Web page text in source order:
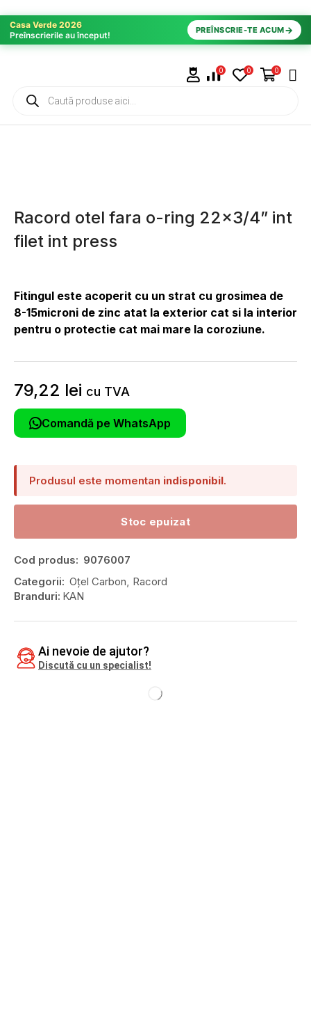
Casa Verde 2026
Preînscrierile au început!
PREÎNSCRIE-TE ACUM→
0 0 0
Racord otel fara o-ring 22×3/4” int
filet int press
Fitingul este acoperit cu un strat cu grosimea de
8-15microni de zinc atat la exterior cat si la interior
pentru o protectie cat mai mare la coroziune.
79,22 lei cu TVA
Comandă pe WhatsApp
Produsul este momentan indisponibil.
Stoc epuizat
Cod produs: 9076007
Categorii: Oțel Carbon Racord
Branduri: KAN
Ai nevoie de ajutor?
Discută cu un specialist!